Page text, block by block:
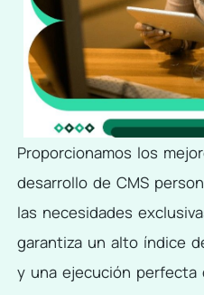
Proporcionamos los
desarrollo de CMS
las necesidades
garantiza un alto índice
y una ejecución perfecta